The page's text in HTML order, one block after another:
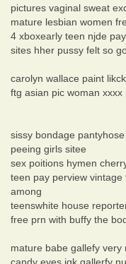
pictures vaginal sweat
mature lesbian women
4 xboxearly teen njde pay
sites hher pussy felt so
carolyn wallace paint
ftg asian pic woman xxxx
sissy bondage
peeing girls sitee
sex poitions hymen
teen pay perview
among
teenswhite house
free prn with buffy the
mature babe gallefy very